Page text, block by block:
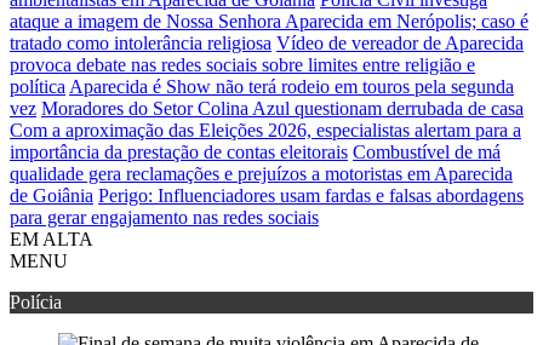
ataque a imagem de Nossa Senhora Aparecida em Nerópolis; caso é
tratado como intolerância religiosa Vídeo de vereador de Aparecida
provoca debate nas redes sociais sobre limites entre religião e
política Aparecida é Show não terá rodeio em touros pela segunda
vez Moradores do Setor Colina Azul questionam derrubada de casa
Com a aproximação das Eleições 2026, especialistas alertam para a
importância da prestação de contas eleitorais Combustível de má
qualidade gera reclamações e prejuízos a motoristas em Aparecida
de Goiânia Perigo: Influenciadores usam fardas e falsas abordagens
para gerar engajamento nas redes sociais
EM ALTA
MENU
Polícia